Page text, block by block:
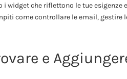
i widget che riflettono le tue
come controllare le email,
e